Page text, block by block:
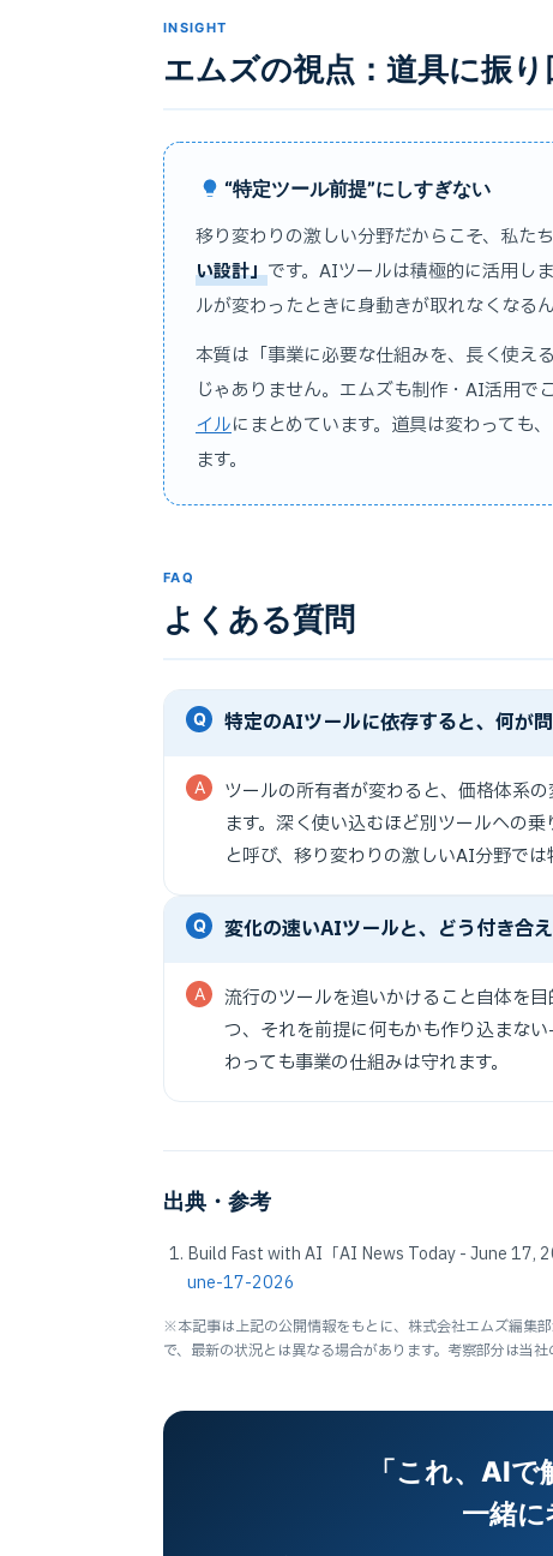
INSIGHT
エムズの視点：道具に振
“特定ツール前提”にしすぎない
移り変わりの激しい分野だからこそ、私た
い設計」です。AIツールは積極的に活用し
ルが変わったときに身動きが取れなくなるん
本質は「事業に必要な仕組みを、長く使え
じゃありません。エムズも制作・AI活用で
イルにまとめています。道具は変わっても
ます。
FAQ
よくある質問
特定のAIツールに依存すると、何が
ツールの所有者が変わると、価格体系
ます。深く使い込むほど別ツールへの
と呼び、移り変わりの激しいAI分野では
変化の速いAIツールと、どう付き合
流行のツールを追いかけること自体を
つ、それを前提に何もかも作り込まな
わっても事業の仕組みは守れます。
出典・参考
Build Fast with AI「AI News Today - June 17,
une-17-2026
※本記事は上記の公開情報をもとに、株式会社エムズ編集
で、最新の状況とは異なる場合があります。考察部分は当
「これ、AIで
一緒に